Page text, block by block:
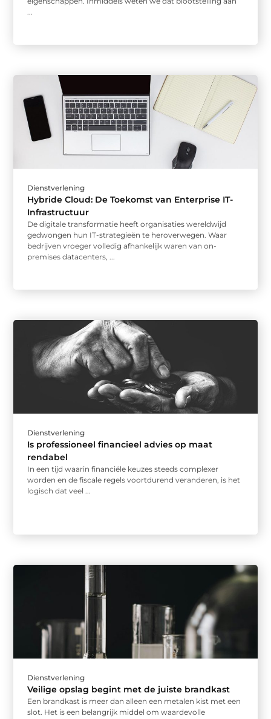
...
Dienstverlening
Hybride Cloud: De Toekomst van Enterprise IT-
Infrastructuur
De digitale transformatie heeft organisaties wereldwijd
gedwongen hun IT-strategieën te heroverwegen. Waar
bedrijven vroeger volledig afhankelijk waren van on-
premises datacenters, ...
Dienstverlening
Is professioneel financieel advies op maat
rendabel
In een tijd waarin financiële keuzes steeds complexer
worden en de fiscale regels voortdurend veranderen, is het
logisch dat veel ...
Dienstverlening
Veilige opslag begint met de juiste brandkast
Een brandkast is meer dan alleen een metalen kist met een
slot. Het is een belangrijk middel om waardevolle